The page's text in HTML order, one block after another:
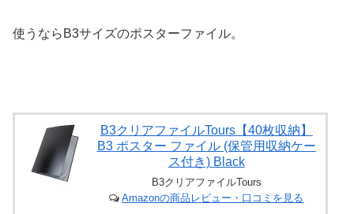
使うならB3サイズのポスターファイル。
B3クリアファイルTours【40枚収納】
B3 ポスター ファイル (保管用収納ケー
ス付き) Black
B3クリアファイルTours
Amazonの商品レビュー・口コミを見る